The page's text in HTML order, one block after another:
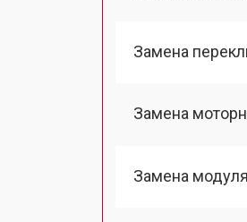
Замена
Замена
Замена